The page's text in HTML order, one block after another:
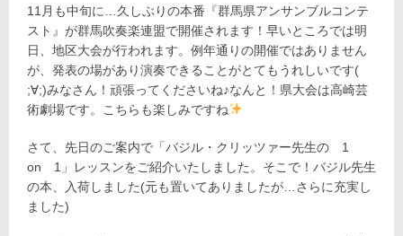
日
リ
ー:
11月も中旬に…久しぶりの本番『群馬県アンサンブルコンテ
スト』が群馬吹奏楽連盟で開催されます！早いところでは明
日、地区大会が行われます。例年通りの開催ではありません
が、発表の場があり演奏できることがとてもうれしいです(
;∀;)みなさん！頑張ってくださいね♪なんと！県大会は高崎芸
術劇場です。こちらも楽しみですね
さて、先日のご案内で「バジル・クリッツァー先生の 1
on 1」レッスンをご紹介いたしました。そこで！バジル先生
の本、入荷しました(元も置いてありましたが…さらに充実し
ました)